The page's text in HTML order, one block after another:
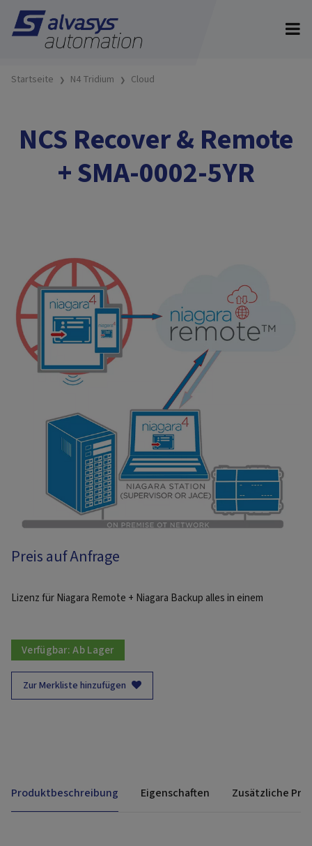
Startseite N4 Tridium Cloud
NCS Recover & Remote
+ SMA-0002-5YR
Preis auf Anfrage
Lizenz für Niagara Remote + Niagara Backup alles in einem
Verfügbar:Ab Lager
Zur Merkliste hinzufügen
Produktbeschreibung Eigenschaften Zusätzliche